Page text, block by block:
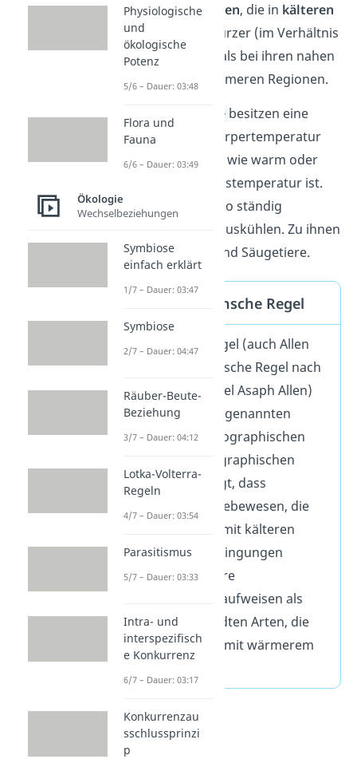
gleichwarmen Tieren, die in kälteren
Regionen
leben, kürzer (im Verhältnis
zur Körpergröße) als bei ihren nahen
Verwandten in wärmeren Regionen.
Gleichwarme Tiere besitzen eine
gleichbleibende Körpertemperatur
unabhängig davon wie warm oder
kalt die Umgebungstemperatur ist.
Sie müssen sich also ständig
warmhalten oder auskühlen. Zu ihnen
zählen alle Vögel und Säugetiere.
Definition Allensche Regel
Die Allensche Regel (auch Allen
Regel oder Allen’sche Regel nach
dem Zoologen Joel Asaph Allen)
gehört zu den sogenannten
Klimaregeln / ökographischen
Regeln / tiergeographischen
Regeln. Sie besagt, dass
homoiotherme Lebewesen, die
sich in Gebieten mit kälteren
klimatischen Bedingungen
aufhalten, kleinere
Körperanhänge aufweisen als
ihre nah verwandten Arten, die
sich in Regionen mit wärmerem
Physiologische
und
ökologische
Potenz
5/6 – Dauer: 03:48
Flora und
Fauna
6/6 – Dauer: 03:49
Ökologie
Wechselbeziehungen
Symbiose
einfach erklärt
1/7 – Dauer: 03:47
Symbiose
2/7 – Dauer: 04:47
Räuber-Beute-
Beziehung
3/7 – Dauer: 04:12
Lotka-Volterra-
Regeln
4/7 – Dauer: 03:54
Parasitismus
5/7 – Dauer: 03:33
Intra- und
interspezifisch
e Konkurrenz
6/7 – Dauer: 03:17
Konkurrenzau
sschlussprinzi
p